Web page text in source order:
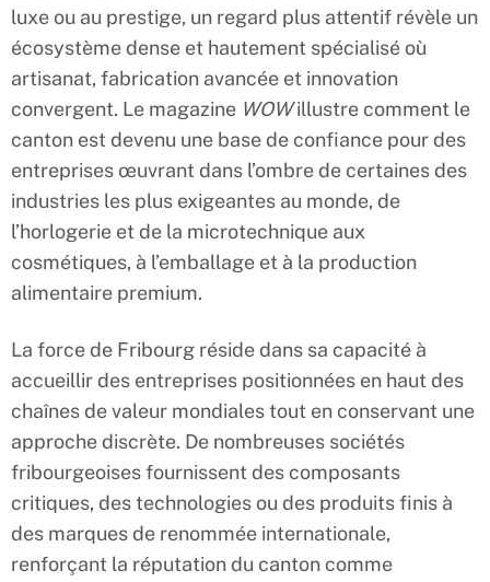
luxe ou au prestige, un regard plus attentif révèle un
écosystème dense et hautement spécialisé où
artisanat, fabrication avancée et innovation
convergent. Le magazine WOWillustre comment le
canton est devenu une base de confiance pour des
entreprises œuvrant dans l’ombre de certaines des
industries les plus exigeantes au monde, de
l’horlogerie et de la microtechnique aux
cosmétiques, à l’emballage et à la production
alimentaire premium.
La force de Fribourg réside dans sa capacité à
accueillir des entreprises positionnées en haut des
chaînes de valeur mondiales tout en conservant une
approche discrète. De nombreuses sociétés
fribourgeoises fournissent des composants
critiques, des technologies ou des produits finis à
des marques de renommée internationale,
renforçant la réputation du canton comme